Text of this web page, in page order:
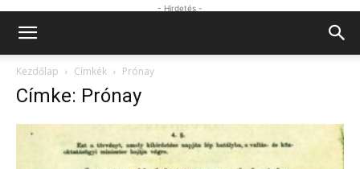
- Hirdetés -
Kezdőlap Címkék Prónay
Címke: Prónay